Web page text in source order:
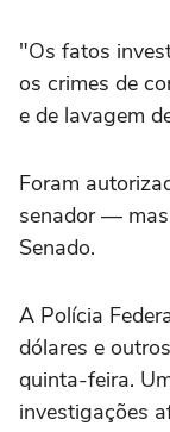
"Os fatos
os crimes de
e de lavagem
Foram
senador —
Senado.
A Polícia
dólares e
quinta-feira.
investigações